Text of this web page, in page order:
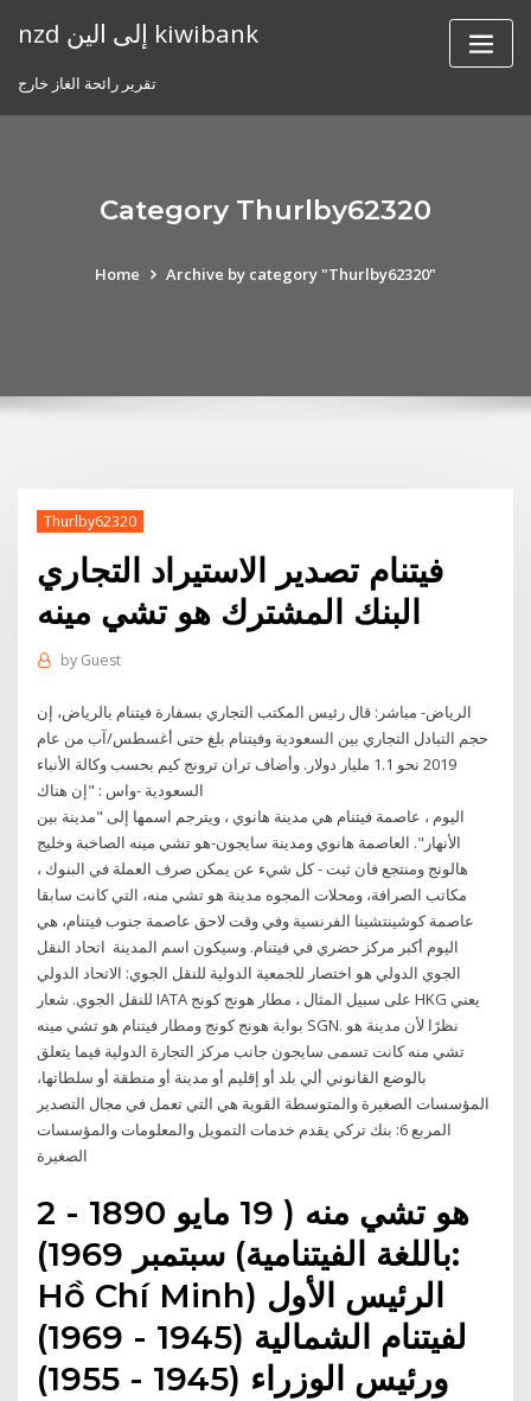
nzd إلى الين kiwibank
تقرير رائحة الغاز خارج
Category Thurlby62320
Home Archive by category "Thurlby62320"
Thurlby62320
فيتنام تصدير الاستيراد التجاري
البنك المشترك هو تشي مينه
by Guest
الرياض- مباشر: قال رئيس المكتب التجاري بسفارة فيتنام بالرياض، إن
حجم التبادل التجاري بين السعودية وفيتنام بلغ حتى أغسطس/آب من عام
2019 نحو 1.1 مليار دولار. وأضاف تران ترونج كيم بحسب وكالة الأنباء
السعودية -واس : "إن هناك
اليوم ، عاصمة فيتنام هي مدينة هانوي ، ويترجم اسمها إلى "مدينة بين
الأنهار". العاصمة هانوي ومدينة سايجون-هو تشي مينه الصاخبة وخليج
هالونج ومنتجع فان ثيت - كل شيء عن يمكن صرف العملة في البنوك ،
مكاتب الصرافة، ومحلات المجوه مدينة هو تشي منه، التي كانت سابقا
عاصمة كوشينتشينا الفرنسية وفي وقت لاحق عاصمة جنوب فيتنام، هي
اليوم أكبر مركز حضري في فيتنام. وسيكون اسم المدينة اتحاد النقل
الجوي الدولي هو اختصار للجمعية الدولية للنقل الجوي: الاتحاد الدولي
للنقل الجوي. شعار IATA على سبيل المثال ، مطار هونج كونج HKG يعني
بوابة هونج كونج ومطار فيتنام هو تشي مينه SGN. نظرًا لأن مدينة هو
تشي منه كانت تسمى سايجون جانب مركز التجارة الدولية فيما يتعلق
بالوضع القانوني ألي بلد أو إقليم أو مدينة أو منطقة أو سلطاتها،
المؤسسات الصغيرة والمتوسطة القوية هي التي تعمل في مجال التصدير
المربع 6: بنك تركي يقدم خدمات التمويل والمعلومات والمؤسسات
الصغيرة
هو تشي منه ( 19 مايو 1890 - 2
سبتمبر 1969) (باللغة الفيتنامية:
Hồ Chí Minh) الرئيس الأول
لفيتنام الشمالية (1945 - 1969)
ورئيس الوزراء (1945 - 1955)